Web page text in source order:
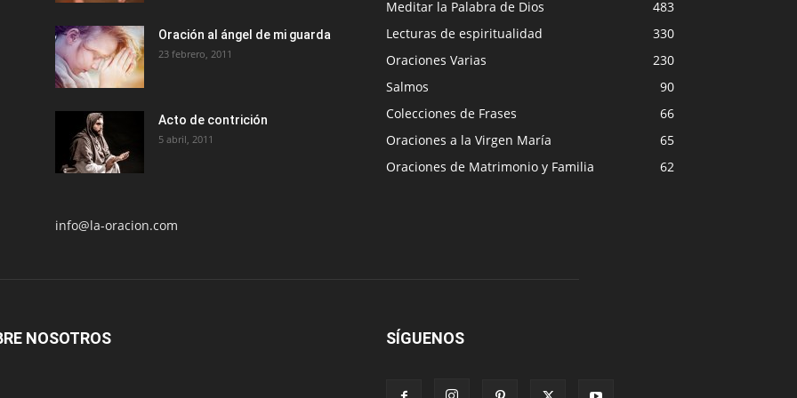
Oración al ángel de mi guarda
23 febrero, 2011
Acto de contrición
5 abril, 2011
info@la-oracion.com
Meditar la Palabra de Dios
483
Lecturas de espiritualidad
330
Oraciones Varias
230
Salmos
90
Colecciones de Frases
66
Oraciones a la Virgen María
65
Oraciones de Matrimonio y Familia
62
NOSOTROS SÍGUENOS